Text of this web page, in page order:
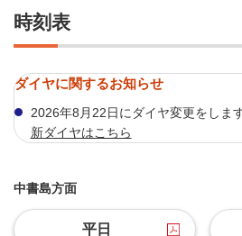
時刻表
ダイヤに関するお知らせ
2026年8月22日にダイヤ変更をしま
新ダイヤはこちら
中書島方面
平日